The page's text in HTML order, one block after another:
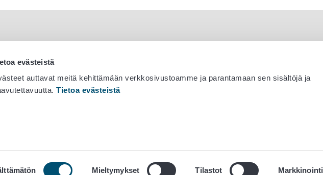
evästeistä
auttavat meitä kehittämään verkkosivustoamme ja parantamaan sen sisältöjä ja
Tietoa evästeistä
Mieltymykset Tilastot Markkinointi